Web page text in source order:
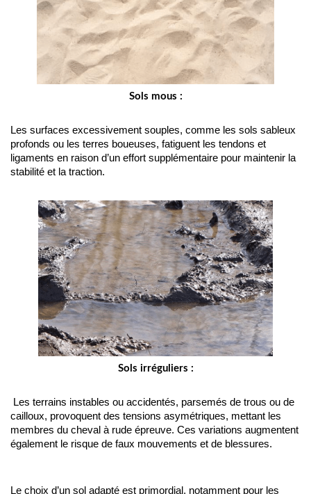
Sols mous :
Les surfaces excessivement souples, comme les sols sableux
profonds ou les terres boueuses, fatiguent les tendons et
ligaments en raison d’un effort supplémentaire pour maintenir la
stabilité et la traction.
Sols irréguliers :
cailloux, provoquent des tensions asymétriques, mettant les
membres du cheval à rude épreuve. Ces variations augmentent
également le risque de faux mouvements et de blessures.
Le choix d’un sol adapté est primordial, notamment pour les